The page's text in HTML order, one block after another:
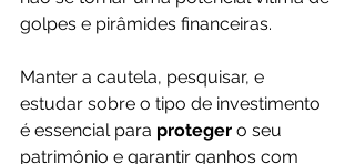
golpes e pirâmides financeiras.
Manter a cautela, pesquisar, e
estudar sobre o tipo de investimento
é essencial para proteger o seu
patrimônio e garantir ganhos com